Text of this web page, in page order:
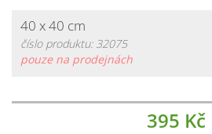
40 x 40 cm
číslo produktu: 32075
pouze na prodejnách
395 Kč